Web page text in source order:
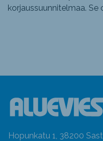
korjaussuunnitelmaa. Se
Hopunkatu 1, 38200